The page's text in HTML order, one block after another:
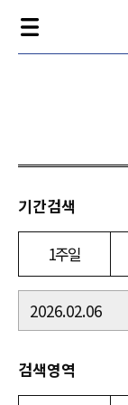
기간검색
1주일
검색영역